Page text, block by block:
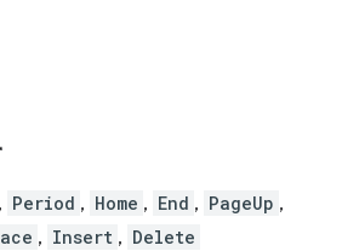
, Period , Home , End , PageUp ,
, Insert , Delete